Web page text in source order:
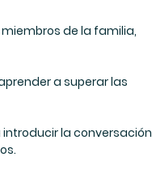
de la familia,
a superar las
la conversación